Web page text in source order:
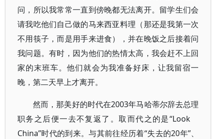
问，所以我常常一直到傍晚都无法离开。留学生们会
请我吃他们自己做的马来西亚料理（那还是我第一次
不用筷子，而是用手来进食），并在晚饭之后接着问
我问题。有时，因为他们的热情太高，我会赶不上回
家的末班车。他们就会为我准备好床，让我留宿一
晚，第二天早上才离开。
然而，那美好的时代在2003年马哈蒂尔辞去总理
职务之后便一去不复返了。取而代之的是“Look
China”时代的到来。与其前往经历着“失去的20年”、